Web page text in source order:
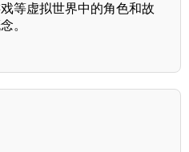
等虚拟世界中的角色和故
。